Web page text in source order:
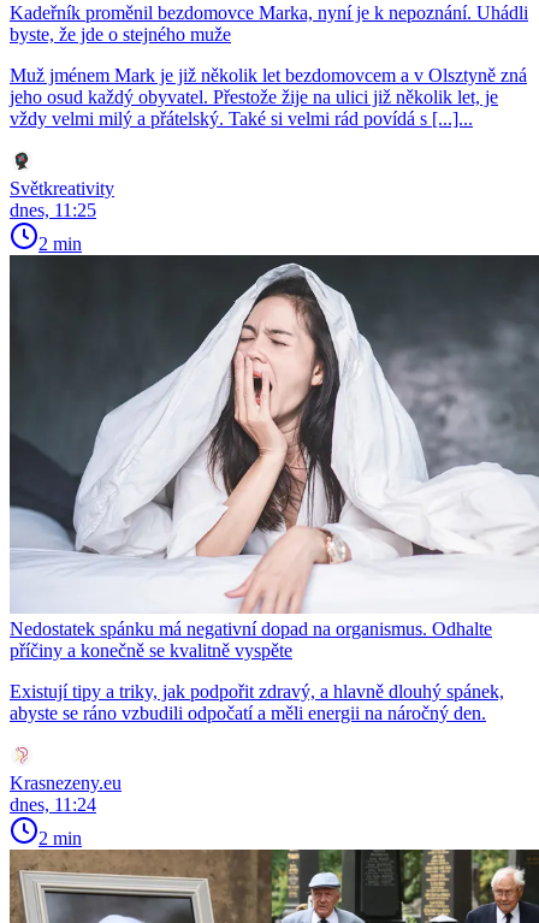
Kadeřník proměnil bezdomovce Marka, nyní je k nepoznání. Uhádli
byste, že jde o stejného muže
Muž jménem Mark je již několik let bezdomovcem a v Olsztyně zná
jeho osud každý obyvatel. Přestože žije na ulici již několik let, je
vždy velmi milý a přátelský. Také si velmi rád povídá s [...]...
Světkreativity
dnes, 11:25
2 min
Nedostatek spánku má negativní dopad na organismus. Odhalte
příčiny a konečně se kvalitně vyspěte
Existují tipy a triky, jak podpořit zdravý, a hlavně dlouhý spánek,
abyste se ráno vzbudili odpočatí a měli energii na náročný den.
Krasnezeny.eu
dnes, 11:24
2 min